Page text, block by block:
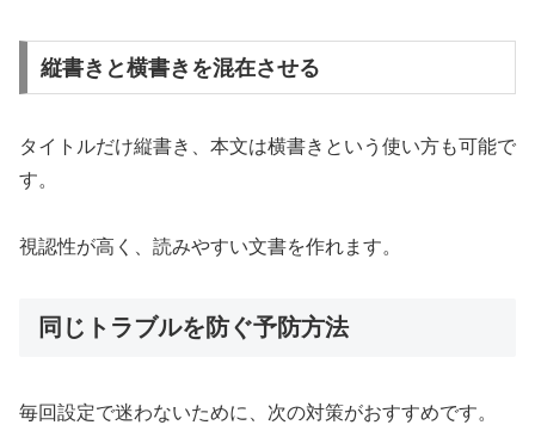
縦書きと横書きを混在させる
タイトルだけ縦書き、本文は横書きという使い方も可能で
す。
視認性が高く、読みやすい文書を作れます。
同じトラブルを防ぐ予防方法
毎回設定で迷わないために、次の対策がおすすめです。